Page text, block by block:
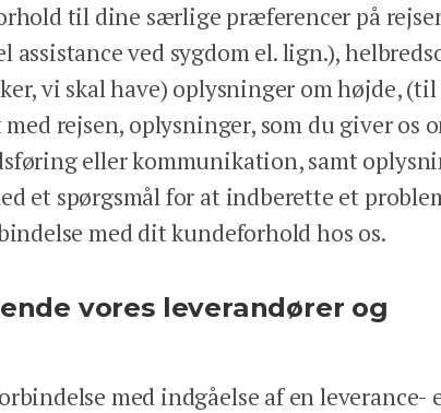
til dine særlige præferencer på
assistance ved sygdom el. lign.),
vi skal have) oplysninger om højde,
rejsen, oplysninger, som du giver os
eller kommunikation, samt
et spørgsmål for at indberette et
med dit kundeforhold hos os.
vores leverandører og
med indgåelse af en leverance-